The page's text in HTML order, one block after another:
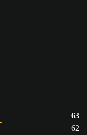
63
62